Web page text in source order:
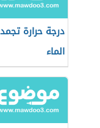
درجة حرارة تجمد
الماء